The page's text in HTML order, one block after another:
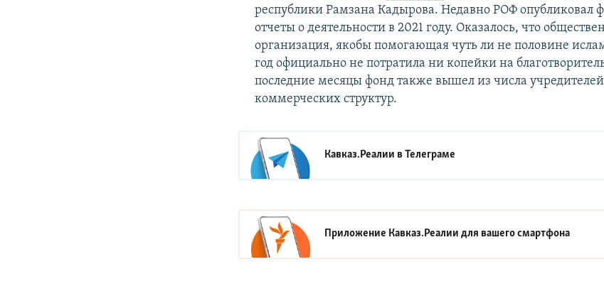
республики Рамзана Кадырова. Недавно РОФ опубликовал
отчеты о деятельности в 2021 году. Оказалось, что
организация, якобы помогающая чуть ли не половине
год официально не потратила ни копейки на
последние месяцы фонд также вышел из числа
коммерческих структур.
Кавказ.Реалии вТелеграме
Приложение Кавказ.Реалии для вашего смартфона